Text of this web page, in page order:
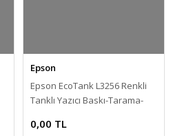
Epson
Epson EcoTank L3256 Renkli
Tanklı Yazıcı Baskı-Tarama-
+ ORİJİNAL EPSON Mürekkep
0,00 TL